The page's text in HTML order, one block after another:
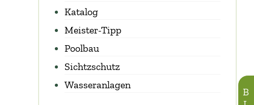
Katalog
Meister-Tipp
Poolbau
Sichtzschutz
Wasseranlagen